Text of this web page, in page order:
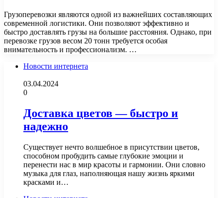
Грузоперевозки являются одной из важнейших составляющих
современной логистики. Они позволяют эффективно и
быстро доставлять грузы на большие расстояния. Однако, при
перевозке грузов весом 20 тонн требуется особая
внимательность и профессионализм. …
Новости интернета
03.04.2024
0
Доставка цветов — быстро и
надежно
Существует нечто волшебное в присутствии цветов,
способном пробудить самые глубокие эмоции и
перенести нас в мир красоты и гармонии. Они словно
музыка для глаз, наполняющая нашу жизнь яркими
красками и…